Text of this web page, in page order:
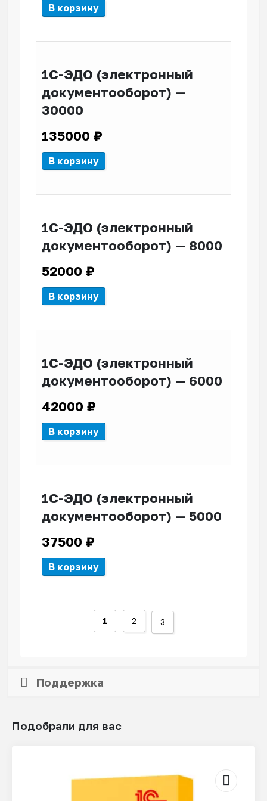
В корзину
1С-ЭДО (электронный
документооборот) —
30000
135000 ₽
В корзину
1С-ЭДО (электронный
документооборот) — 8000
52000 ₽
В корзину
1С-ЭДО (электронный
документооборот) — 6000
42000 ₽
В корзину
1С-ЭДО (электронный
документооборот) — 5000
37500 ₽
В корзину
1 2 3
Поддержка
Подобрали для вас